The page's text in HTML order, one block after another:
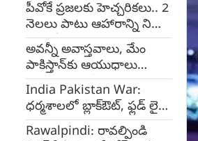
పీవోకే ప్రజలకు హెచ్చరికలు.. 2
నెలలు పాటు ఆహారాన్ని నిల్వ
చేసుకోవాలంటూ..
అవన్నీ అవాస్తవాలు, మేం
పాకిస్తాన్‌కు ఆయుధాలు
పంపలేదు: టర్కీ
India Pakistan War:
ధర్మశాలలో బ్లాక్‌ఔట్, ఫ్లడ్ లైట్స్
ఆఫ్, స్టేడియం నుంచి
Rawalpindi: రావల్పిండి